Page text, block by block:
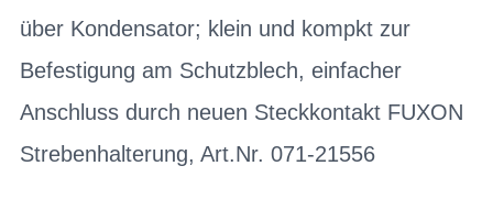
über Kondensator; klein und kompkt zur
Befestigung am Schutzblech, einfacher
Anschluss durch neuen Steckkontakt FUXON
Strebenhalterung, Art.Nr. 071-21556